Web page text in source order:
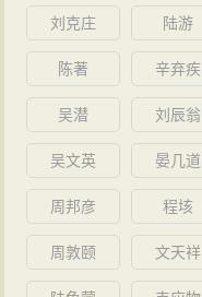
刘克庄 陆游
陈著 辛弃疾
吴潜 刘辰翁
吴文英 晏几道
周邦彦 程垓
周敦颐 文天祥